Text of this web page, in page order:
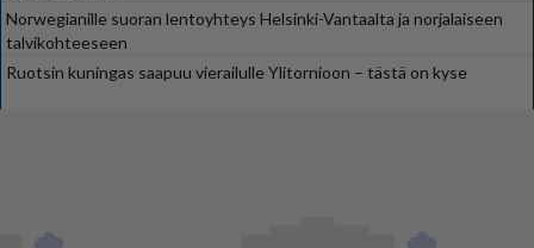
Norwegianille suoran lentoyhteys Helsinki-Vantaalta ja norjalaiseen
talvikohteeseen
Ruotsin kuningas saapuu vierailulle Ylitornioon – tästä on kyse